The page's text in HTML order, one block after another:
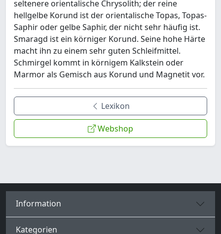
seltenere orientalische Chrysolith; der reine
hellgelbe Korund ist der orientalische Topas, Topas-
Saphir oder gelbe Saphir, der nicht sehr häufig ist.
Smaragd ist ein körniger Korund. Seine hohe Härte
macht ihn zu einem sehr guten Schleifmittel.
Schmirgel kommt in körnigem Kalkstein oder
Marmor als Gemisch aus Korund und Magnetit vor.
Lexikon
Webshop
Information
Kategorien